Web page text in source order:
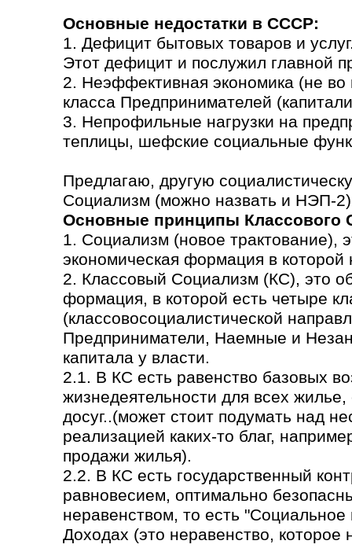
Основные недостатки в СССР:
1. Дефицит бытовых товаров и
Этот дефицит и послужил главной
2. Неэффективная экономика (не во
класса Предпринимателей
3. Непрофильные нагрузки на
теплицы, шефские социальные
Предлагаю, другую
Социализм (можно назвать и НЭП-
Основные принципы Классового
1. Социализм (новое трактование),
экономическая формация в которой
2. Классовый Социализм (КС), это
формация, в которой есть четыре
(классовосоциалистической
Предприниматели, Наемные и
капитала у власти.
2.1. В КС есть равенство базовых
жизнедеятельности для всех
досуг..(может стоит подумать над
реализацией каких-то благ,
продажи жилья).
2.2. В КС есть государственный
равновесием, оптимально
неравенством, то есть
Доходах (это неравенство,